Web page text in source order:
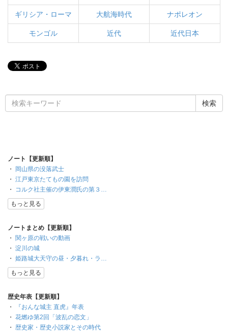
ギリシア・ローマ 大航海時代 ナポレオン
モンゴル 近代 近代日本
ノート【更新順】
・
岡山県の没落武士
・ 江戸東京たてもの園を訪問
・ コルク社主催の伊東潤氏の第３…
もっと見る
ノートまとめ【更新順】
・ 関ヶ原の戦いの動画
・ 淀川の城
・ 姫路城大天守の昼・夕暮れ・ラ…
もっと見る
歴史年表【更新順】
・
『おんな城主 直虎』年表
・ 花燃ゆ第2回「波乱の恋文」
・ 歴史家・歴史小説家とその時代